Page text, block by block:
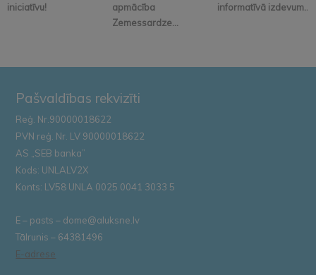
iniciatīvu!
apmācība
Zemessardze...
informatīvā izdevum...
Pašvaldības rekvizīti
Reģ. Nr.90000018622
PVN reģ. Nr. LV 90000018622
AS „SEB banka”
Kods: UNLALV2X
Konts: LV58 UNLA 0025 0041 3033 5
E – pasts – dome@aluksne.lv
Tālrunis – 64381496
E-adrese